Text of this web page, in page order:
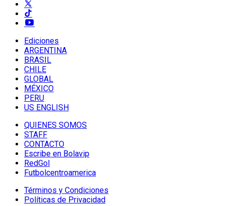
Ediciones
ARGENTINA
BRASIL
CHILE
GLOBAL
MÉXICO
PERU
US ENGLISH
QUIENES SOMOS
STAFF
CONTACTO
Escribe en Bolavip
RedGol
Futbolcentroamerica
Términos y Condiciones
Políticas de Privacidad